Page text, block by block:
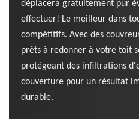
déplacera gratuitement pur
effectuer! Le meilleur dans
compétitifs. Avec des
prêts à redonner à votre toit
protégeant des infiltrations
couverture pour un résultat
durable.